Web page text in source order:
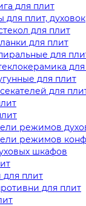
для плит
для плит, духовок
для плит
для плит
для
для плит
для
режимов
режимов
шкафов
для плит
для плит